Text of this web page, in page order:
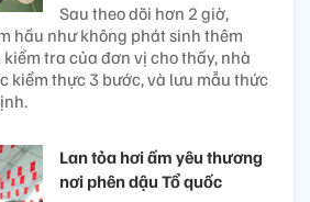
Sau theo dõi hơn 2 giờ,
hầu như không phát sinh thêm
tra của đơn vị cho thấy, nhà
kiểm thực 3 bước, và lưu mẫu thức
Lan tỏa hơi ấm yêu thương
nơi phên dậu Tổ quốc